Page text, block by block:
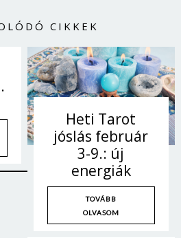
CIKKEK
Heti Tarot
jóslás február
3-9.: új
energiák
TOVÁBB
OLVASOM